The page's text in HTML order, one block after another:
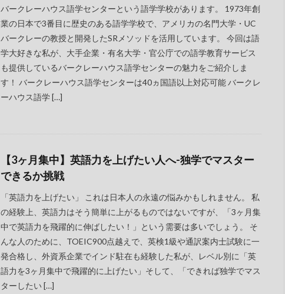
バークレーハウス語学センターという語学学校があります。 1973年創
業の日本で3番目に歴史のある語学学校で、アメリカの名門大学・UC
バークレーの教授と開発したSRメソッドを活用しています。 今回は語
学大好きな私が、大手企業・有名大学・官公庁での語学教育サービス
も提供しているバークレーハウス語学センターの魅力をご紹介しま
す！ バークレーハウス語学センターは40ヵ国語以上対応可能 バークレ
ーハウス語学 […]
【3ヶ月集中】英語力を上げたい人へ-独学でマスター
できるか挑戦
「英語力を上げたい」 これは日本人の永遠の悩みかもしれません。 私
の経験上、英語力はそう簡単に上がるものではないですが、「3ヶ月集
中で英語力を飛躍的に伸ばしたい！」という需要は多いでしょう。 そ
んな人のために、TOEIC900点越えで、英検1級や通訳案内士試験に一
発合格し、外資系企業でインド駐在も経験した私が、レベル別に「英
語力を3ヶ月集中で飛躍的に上げたい」そして、「できれば独学でマス
ターしたい […]